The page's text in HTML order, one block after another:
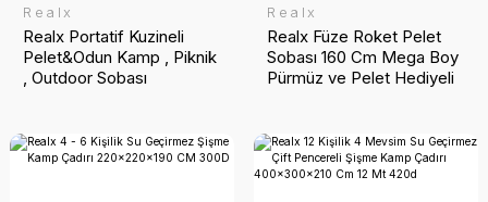
Realx
Realx Portatif Kuzineli
Pelet&Odun Kamp , Piknik
, Outdoor Sobası
Realx
Realx Füze Roket Pelet
Sobası 160 Cm Mega Boy
Pürmüz ve Pelet Hediyeli